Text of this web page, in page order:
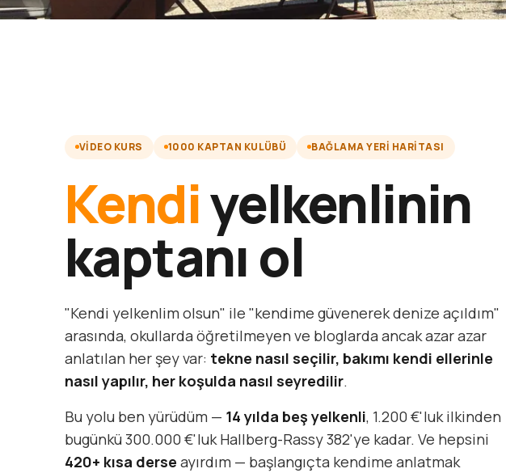
VIDEO KURS 1000 KAPTAN KULÜBÜ BAĞLAMA YERI HARITASI
Kendiyelkenlinin
kaptanı ol
"Kendi yelkenlim olsun" ile "kendime güvenerek denize açıldım"
arasında, okullarda öğretilmeyen ve bloglarda ancak azar azar
anlatılan her şey var: tekne nasıl seçilir, bakımı kendi ellerinle
nasıl yapılır, her koşulda nasıl seyredilir.
Bu yolu ben yürüdüm — 14 yılda beş yelkenli, 1.200 €'luk ilkinden
bugünkü 300.000 €'luk Hallberg-Rassy 382'ye kadar. Ve hepsini
420+ kısa derse ayırdım — başlangıçta kendime anlatmak